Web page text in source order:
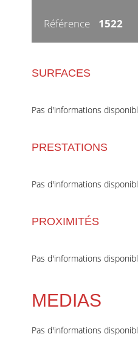
Référence 1522
SURFACES
Pas d'informations
PRESTATIONS
Pas d'informations
PROXIMITÉS
Pas d'informations
MEDIAS
Pas d'informations